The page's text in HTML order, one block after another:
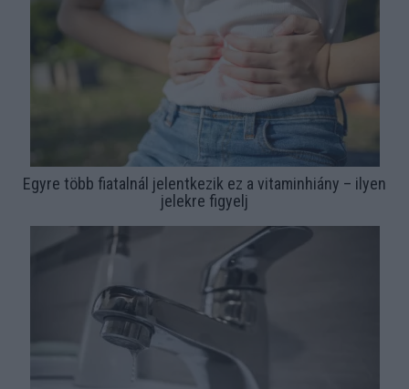
Egyre több fiatalnál jelentkezik ez a vitaminhiány – ilyen
jelekre figyelj